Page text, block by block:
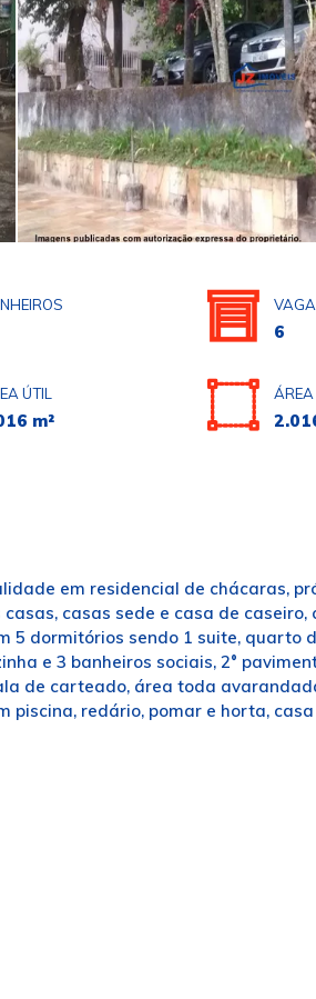
6
ÚTIL
m²
ÁREA
em residencial de chácaras,
casas sede e casa de caseiro,
5 dormitórios sendo 1 suite, quarto
e 3 banheiros sociais, 2°
de carteado, área toda
piscina, redário, pomar e horta,